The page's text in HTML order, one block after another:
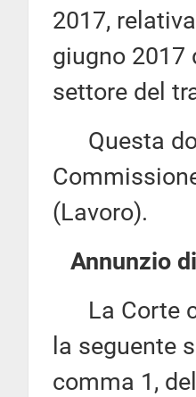
2017,
giugno 2017
settore del
Questa
(Lavoro).
Annunzio
La Corte
la seguente
comma 1,